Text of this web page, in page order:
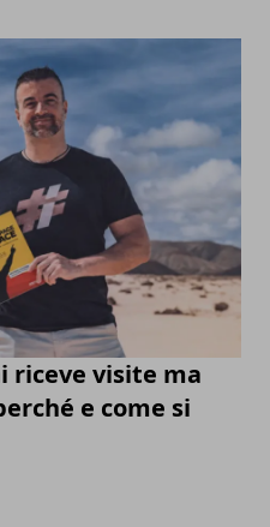
riceve visite ma
e come si